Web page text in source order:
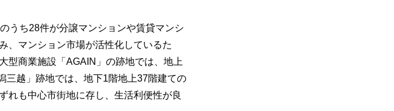
うち28件が分譲マンションや賃貸マンシ
、マンション市場が活性化しているた
型商業施設「AGAIN」の跡地では、地上
三越」跡地では、地下1階地上37階建ての
れも中心市街地に存し、生活利便性が良